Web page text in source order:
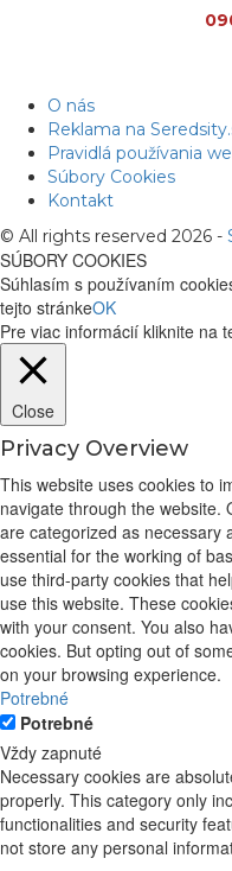
O nás
Reklama na
Pravidlá používania
Súbory Cookies
Kontakt
© All rights reserved 2026 -
SÚBORY COOKIES
Súhlasím s používaním
tejto stránkeOK
Pre viac informácií kliknite na
Close
Privacy Overview
This website uses cookies to
navigate through the website.
are categorized as necessary
essential for the working of
use third-party cookies that
use this website. These
with your consent. You also
cookies. But opting out of
on your browsing experience.
Potrebné
Potrebné
Vždy zapnuté
Necessary cookies are
properly. This category only
functionalities and security
not store any personal